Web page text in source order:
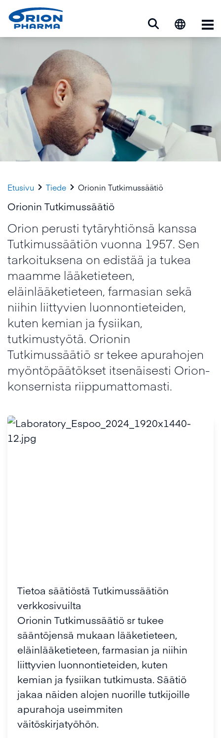
Etusivu  Tiede  Orionin Tutkimussäätiö
Orionin Tutkimussäätiö
Orion perusti tytäryhtiönsä kanssa
Tutkimussäätiön vuonna 1957. Sen
tarkoituksena on edistää ja tukea
maamme lääketieteen,
eläinlääketieteen, farmasian sekä
niihin liittyvien luonnontieteiden,
kuten kemian ja fysiikan,
tutkimustyötä. Orionin
Tutkimussäätiö sr tekee apurahojen
myöntöpäätökset itsenäisesti Orion-
konsernista riippumattomasti.
Tietoa säätiöstä Tutkimussäätiön
verkkosivuilta
Orionin Tutkimussäätiö sr tukee
sääntöjensä mukaan lääketieteen,
eläinlääketieteen, farmasian ja niihin
liittyvien luonnontieteiden, kuten
kemian ja fysiikan tutkimusta. Säätiö
jakaa näiden alojen nuorille tutkijoille
apurahoja useimmiten
väitöskirjatyöhön.